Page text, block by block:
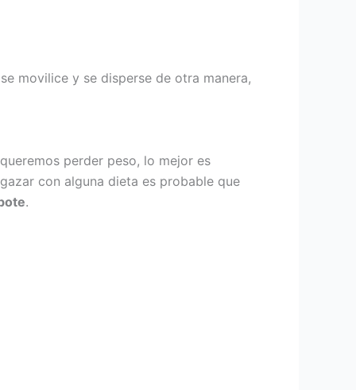
movilice y se disperse de otra manera,
perder peso, lo mejor es
con alguna dieta es probable que
.